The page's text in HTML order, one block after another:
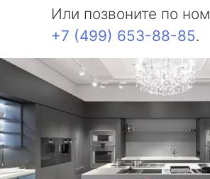
Или позвоните по
+7 (499) 653-88-85.